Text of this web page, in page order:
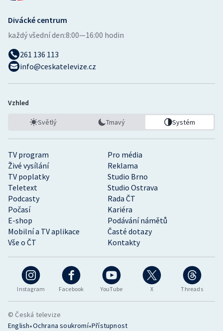
Instagram Facebook YouTube X Threads
TV program
Pro média
Živé vysílání
Reklama
TV poplatky
Studio Brno
Teletext
Studio Ostrava
Podcasty
Rada ČT
Počasí
Kariéra
E-shop
Podávání námětů
Mobilní a TV aplikace
Časté dotazy
Vše o ČT
Kontakty
Divácké centrum
každý všední den:8:00—16:00 hodin
261 136 113
info@ceskatelevize.cz
Vzhled
Světlý Tmavý Systém
© Česká televize
English•Ochrana soukromí•Přístupnost